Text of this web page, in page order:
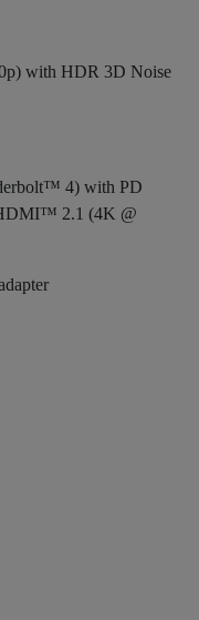
with HDR 3D Noise
4) with PD
2.1 (4K @